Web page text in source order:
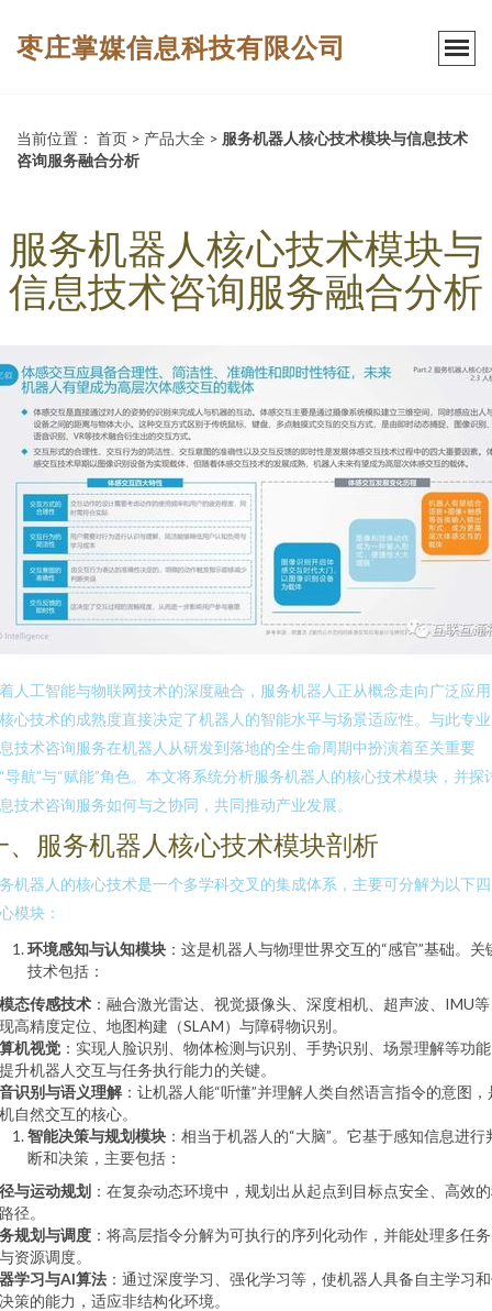
枣庄掌媒信息科技有限公司
当前位置： 首页 > 产品大全 > 服务机器人核心技术模块与信息技术
咨询服务融合分析
服务机器人核心技术模块与
信息技术咨询服务融合分析
人工智能与物联网技术的深度融合，服务机器人正从概念走向广泛应
心技术的成熟度直接决定了机器人的智能水平与场景适应性。与此专
技术咨询服务在机器人从研发到落地的全生命周期中扮演着至关重要
导航”与“赋能”角色。本文将系统分析服务机器人的核心技术模块，并探
技术咨询服务如何与之协同，共同推动产业发展。
、服务机器人核心技术模块剖析
机器人的核心技术是一个多学科交叉的集成体系，主要可分解为以下
模块：
环境感知与认知模块 ：这是机器人与物理世界交互的“感官”基础。关
技术包括：
态传感技术 ：融合激光雷达、视觉摄像头、深度相机、超声波、IMU
高精度定位、地图构建（SLAM）与障碍物识别。
机视觉 ：实现人脸识别、物体检测与识别、手势识别、场景理解等功
升机器人交互与任务执行能力的关键。
识别与语义理解：让机器人能“听懂”并理解人类自然语言指令的意图，
自然交互的核心。
智能决策与规划模块 ：相当于机器人的“大脑”。它基于感知信息进行
断和决策，主要包括：
与运动规划 ：在复杂动态环境中，规划出从起点到目标点安全、高效
径。
规划与调度 ：将高层指令分解为可执行的序列化动作，并能处理多任
资源调度。
学习与AI算法 ：通过深度学习、强化学习等，使机器人具备自主学习
策的能力，适应非结构化环境。